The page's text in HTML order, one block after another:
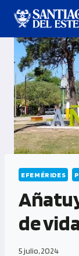
EFEMÉRIDES
de
5 julio, 2024